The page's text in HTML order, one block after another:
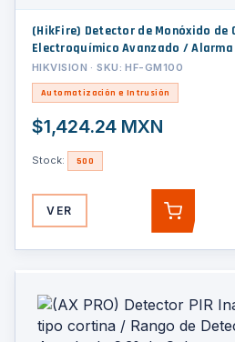
(HikFire) Detector de Monóxido de
Electroquímico Avanzado /
HIKVISION · SKU: HF-GM100
Automatización e Intrusión
$1,424.24 MXN
Stock: 500
VER